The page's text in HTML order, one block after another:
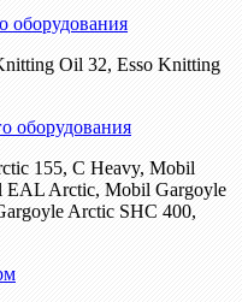
оборудования
Oil 32, Esso Knitting
оборудования
155, С Heavy, Mobil
Arctic, Mobil Gargoyle
Arctic SHC 400,